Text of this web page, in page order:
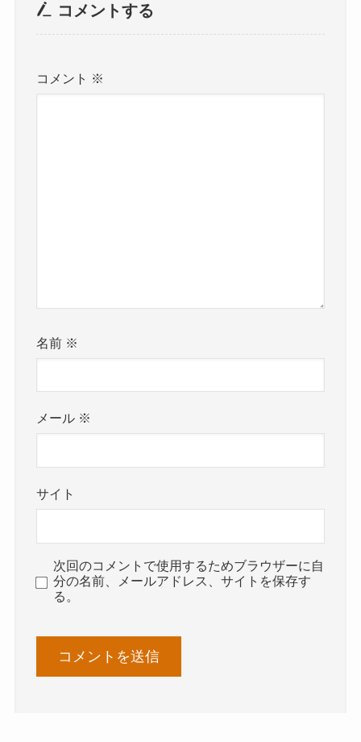
コメントする
コメント ※
名前 ※
メール ※
サイト
次回のコメントで使用するためブラウザーに自
分の名前、メールアドレス、サイトを保存す
る。